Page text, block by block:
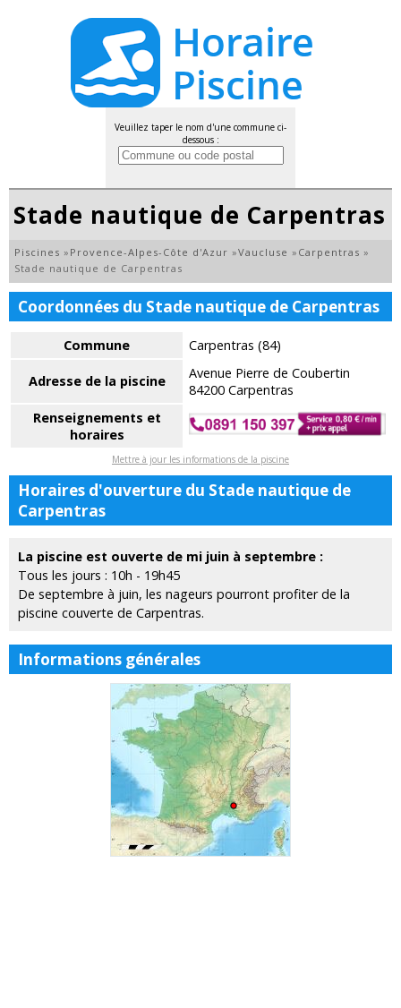
Veuillez taper le nom d'une commune ci-
dessous :
Stade nautique de Carpentras
Piscines » Provence-Alpes-Côte d'Azur »Vaucluse » Carpentras »
Stade nautique de Carpentras
Coordonnées du Stade nautique de Carpentras
Commune Carpentras (84)
Adresse de la piscine
Avenue Pierre de Coubertin
84200 Carpentras
Renseignements et
horaires
Mettre à jour les informations de la piscine
Horaires d'ouverture du Stade nautique de
Carpentras
La piscine est ouverte de mi juin à septembre :
Tous les jours : 10h - 19h45
De septembre à juin, les nageurs pourront profiter de la
piscine couverte de Carpentras.
Informations générales